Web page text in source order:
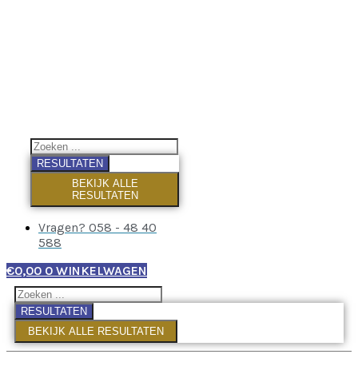
RESULTATEN
BEKIJK ALLE
RESULTATEN
Vragen? 058 - 48 40
588
€0,00 0 WINKELWAGEN
RESULTATEN
BEKIJK ALLE RESULTATEN